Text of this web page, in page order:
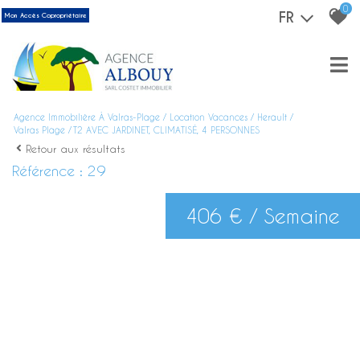
Mon Accès Copropriétaire FR 0
Agence Immobilière À Valras-Plage Location Vacances
Herault
Valras Plage
T2 AVEC JARDINET, CLIMATISÉ, 4 PERSONNES
Retour aux résultats
Référence : 29
406 € / Semaine